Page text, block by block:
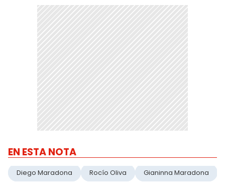
EN ESTA NOTA
Diego Maradona Rocío Oliva Gianinna Maradona